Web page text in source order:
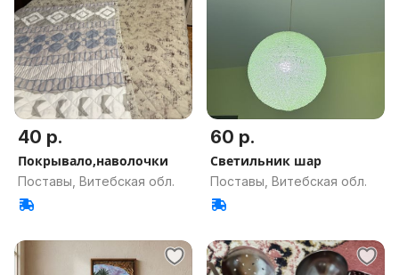
40 р.
Покрывало,наволочки
Поставы, Витебская обл.
60 р.
Светильник шар
Поставы, Витебская обл.